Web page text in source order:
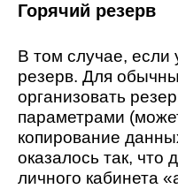
Горячий резерв
В том случае, если
резерв. Для
организовать
параметрами
копирование
оказалось так,
личного кабинета